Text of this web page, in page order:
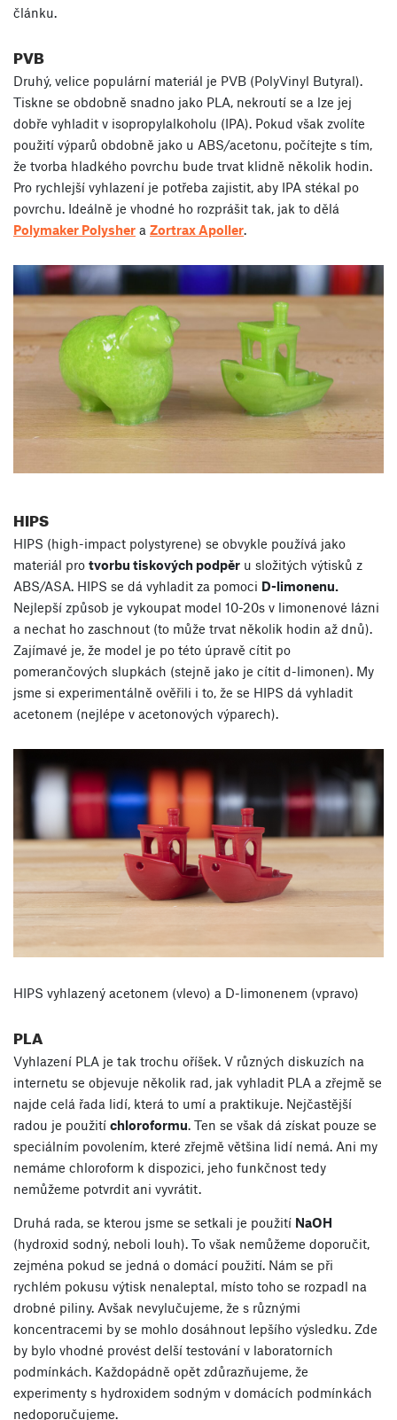
článku.
PVB
Druhý, velice populární materiál je PVB (PolyVinyl Butyral).
Tiskne se obdobně snadno jako PLA, nekroutí se a lze jej
dobře vyhladit v isopropylalkoholu (IPA). Pokud však zvolíte
použití výparů obdobně jako u ABS/acetonu, počítejte s tím,
že tvorba hladkého povrchu bude trvat klidně několik hodin.
Pro rychlejší vyhlazení je potřeba zajistit, aby IPA stékal po
povrchu. Ideálně je vhodné ho rozprášit tak, jak to dělá
Polymaker Polysher a Zortrax Apoller.
HIPS
HIPS (high-impact polystyrene) se obvykle používá jako
materiál pro tvorbu tiskových podpěr u složitých výtisků z
ABS/ASA. HIPS se dá vyhladit za pomoci D-limonenu.
Nejlepší způsob je vykoupat model 10-20s v limonenové lázni
a nechat ho zaschnout (to může trvat několik hodin až dnů).
Zajímavé je, že model je po této úpravě cítit po
pomerančových slupkách (stejně jako je cítit d-limonen). My
jsme si experimentálně ověřili i to, že se HIPS dá vyhladit
acetonem (nejlépe v acetonových výparech).
HIPS vyhlazený acetonem (vlevo) a D-limonenem (vpravo)
PLA
Vyhlazení PLA je tak trochu oříšek. V různých diskuzích na
internetu se objevuje několik rad, jak vyhladit PLA a zřejmě se
najde celá řada lidí, která to umí a praktikuje. Nejčastější
radou je použití chloroformu. Ten se však dá získat pouze se
speciálním povolením, které zřejmě většina lidí nemá. Ani my
nemáme chloroform k dispozici, jeho funkčnost tedy
nemůžeme potvrdit ani vyvrátit.
Druhá rada, se kterou jsme se setkali je použití NaOH
(hydroxid sodný, neboli louh). To však nemůžeme doporučit,
zejména pokud se jedná o domácí použití. Nám se při
rychlém pokusu výtisk nenaleptal, místo toho se rozpadl na
drobné piliny. Avšak nevylučujeme, že s různými
koncentracemi by se mohlo dosáhnout lepšího výsledku. Zde
by bylo vhodné provést delší testování v laboratorních
podmínkách. Každopádně opět zdůrazňujeme, že
experimenty s hydroxidem sodným v domácích podmínkách
nedoporučujeme.